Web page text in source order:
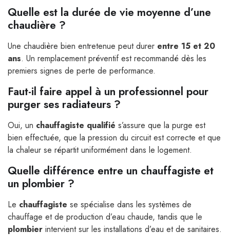
Quelle est la durée de vie moyenne d’une
chaudière ?
Une chaudière bien entretenue peut durer entre 15 et 20
ans. Un remplacement préventif est recommandé dès les
premiers signes de perte de performance.
Faut-il faire appel à un professionnel pour
purger ses radiateurs ?
Oui, un chauffagiste qualifié s’assure que la purge est
bien effectuée, que la pression du circuit est correcte et que
la chaleur se répartit uniformément dans le logement.
Quelle différence entre un chauffagiste et
un plombier ?
Le chauffagiste se spécialise dans les systèmes de
chauffage et de production d’eau chaude, tandis que le
plombier intervient sur les installations d’eau et de sanitaires.